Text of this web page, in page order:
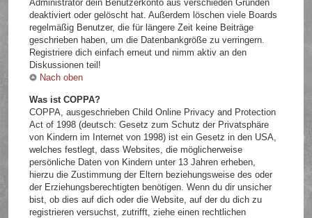
Administrator dein Benutzerkonto aus verschieden Gründen
deaktiviert oder gelöscht hat. Außerdem löschen viele Boards
regelmäßig Benutzer, die für längere Zeit keine Beiträge
geschrieben haben, um die Datenbankgröße zu verringern.
Registriere dich einfach erneut und nimm aktiv an den
Diskussionen teil!
Nach oben
Was ist COPPA?
COPPA, ausgeschrieben Child Online Privacy and Protection
Act of 1998 (deutsch: Gesetz zum Schutz der Privatsphäre
von Kindern im Internet von 1998) ist ein Gesetz in den USA,
welches festlegt, dass Websites, die möglicherweise
persönliche Daten von Kindern unter 13 Jahren erheben,
hierzu die Zustimmung der Eltern beziehungsweise des oder
der Erziehungsberechtigten benötigen. Wenn du dir unsicher
bist, ob dies auf dich oder die Website, auf der du dich zu
registrieren versuchst, zutrifft, ziehe einen rechtlichen